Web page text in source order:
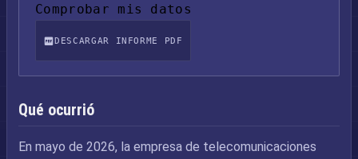
Comprobar mis datos
DESCARGAR INFORME PDF
Qué ocurrió
En mayo de 2026, la empresa de telecomunicaciones